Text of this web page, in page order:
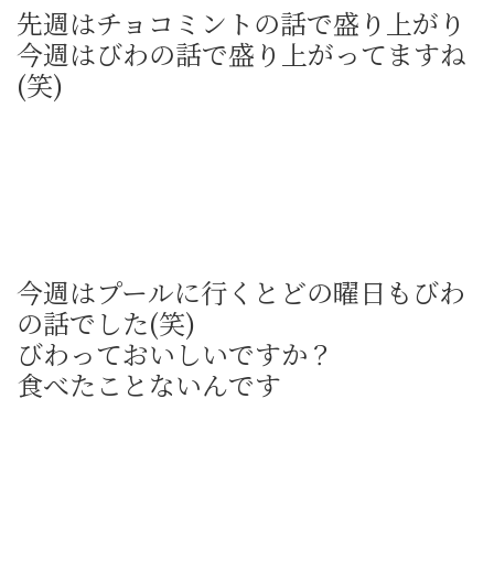
先週はチョコミントの話で盛り上がり
今週はびわの話で盛り上がってますね
(笑)
今週はプールに行くとどの曜日もびわ
の話でした(笑)
びわっておいしいですか？
食べたことないんです